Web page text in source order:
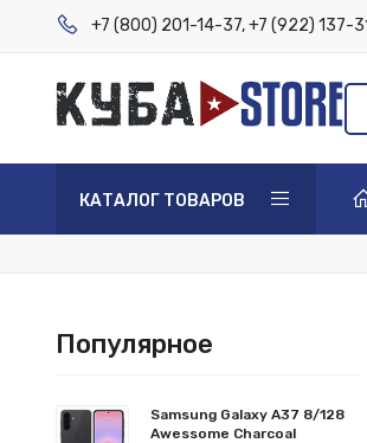
+7 (800) 201-14-37,+7 (922) 137-
КАТАЛОГ ТОВАРОВ
Популярное
Samsung Galaxy A37 8/128
Awessome Charcoal